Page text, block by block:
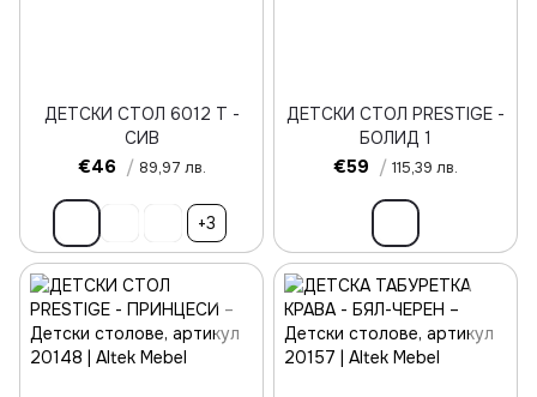
ДЕТСКИ СТОЛ 6012 T -
СИВ
€46 / 89,97 лв.
+3
ДЕТСКИ СТОЛ PRESTIGE -
БОЛИД 1
€59 / 115,39 лв.